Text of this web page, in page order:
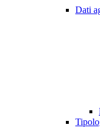
Dati